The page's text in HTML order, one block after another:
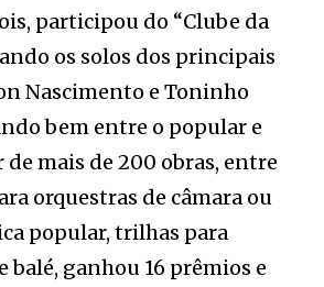
participou do “Clube da
os solos dos principais
Nascimento e Toninho
bem entre o popular e
mais de 200 obras, entre
orquestras de câmara ou
popular, trilhas para
balé, ganhou 16 prêmios e